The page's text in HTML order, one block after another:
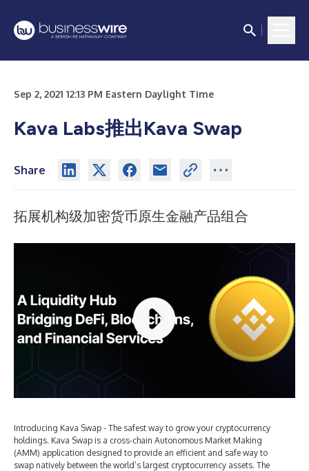
Sep 2, 2021 12:13 PM Eastern Daylight Time
Kava Labs推出Kava Swap
Share
拓展机构级加密货币原生金融产品组合
Introducing Kava Swap - The safest way to grow your cryptocurrency
holdings. Kava Swap is a cross-chain Autonomous Market Making
(AMM) application designed to provide an efficient and safe way to
swap natively between the world’s largest cryptocurrency assets. The